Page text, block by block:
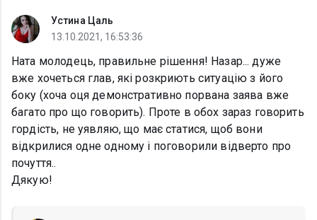
Устина Цаль
13.10.2021, 16:53:36
Ната молодець, правильне рішення! Назар... дуже
вже хочеться глав, які розкриють ситуацію з його
боку (хоча оця демонстративно порвана заява вже
багато про що говорить). Проте в обох зараз говорить
гордість, не уявляю, що має статися, щоб вони
відкрилися одне одному і поговорили відверто про
почуття..
Дякую!